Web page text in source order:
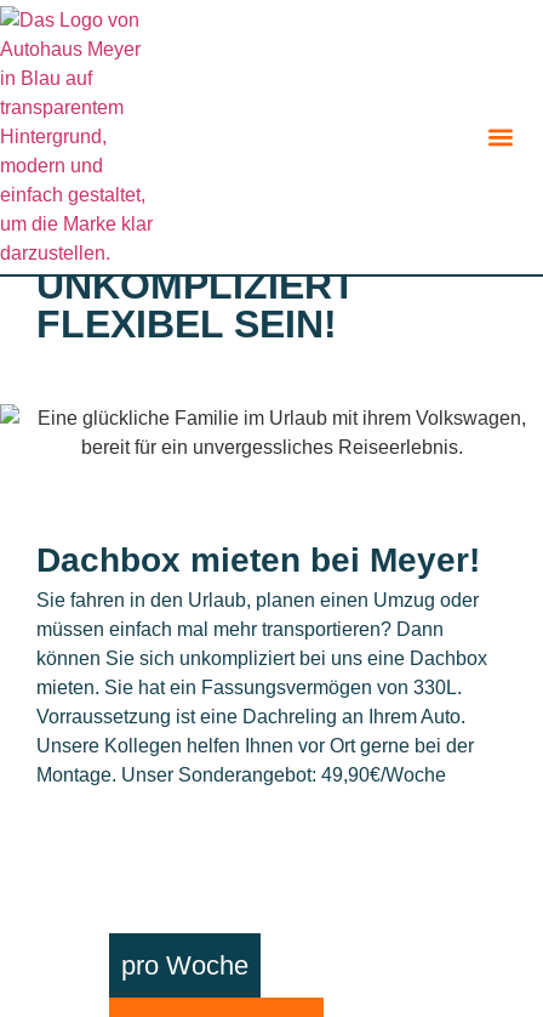
Zurück zur Angebote Übersicht
UNKOMPLIZIERT
FLEXIBEL SEIN!
Dachbox mieten bei Meyer!
Sie fahren in den Urlaub, planen einen Umzug oder
müssen einfach mal mehr transportieren? Dann
können Sie sich unkompliziert bei uns eine Dachbox
mieten. Sie hat ein Fassungsvermögen von 330L.
Vorraussetzung ist eine Dachreling an Ihrem Auto.
Unsere Kollegen helfen Ihnen vor Ort gerne bei der
Montage. Unser Sonderangebot: 49,90€/Woche
pro Woche